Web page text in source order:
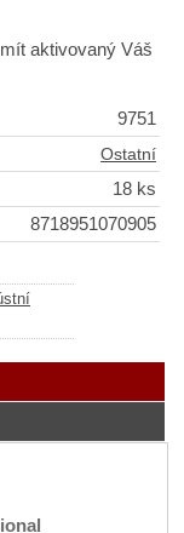
aktivovaný Váš
9751
Ostatní
18 ks
8718951070905